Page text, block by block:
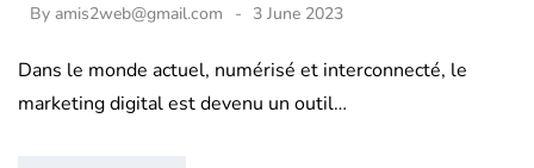
By amis2web@gmail.com 3 June 2023
Dans le monde actuel, numérisé et interconnecté, le
marketing digital est devenu un outil…